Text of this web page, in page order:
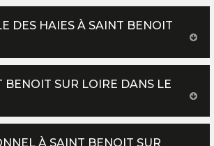
DES HAIES À SAINT BENOIT
BENOIT SUR LOIRE DANS LE
À SAINT BENOIT SUR